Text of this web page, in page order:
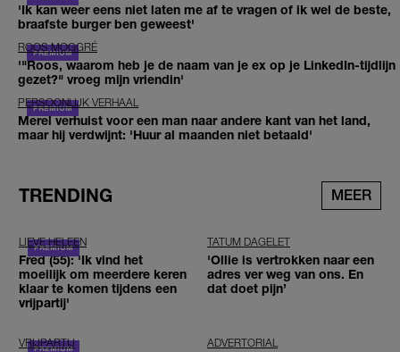
'Ik kan weer eens niet laten me af te vragen of ik wel de beste,
braafste burger ben geweest'
ROOS MOGGRÉ
'"Roos, waarom heb je de naam van je ex op je LinkedIn-tijdlijn
gezet?" vroeg mijn vriendin'
PERSOONLIJK VERHAAL
Merel verhuist voor een man naar andere kant van het land,
maar hij verdwijnt: 'Huur al maanden niet betaald'
TRENDING MEER
LIEVE HELEEN
Fred (55): 'Ik vind het
moeilijk om meerdere keren
klaar te komen tijdens een
vrijpartij'
TATUM DAGELET
'Ollie is vertrokken naar een
adres ver weg van ons. En
dat doet pijn’
VRIJPARTIJ ADVERTORIAL